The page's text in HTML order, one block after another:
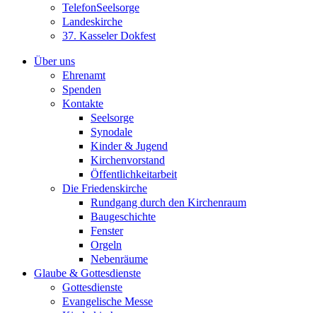
TelefonSeelsorge
Landeskirche
37. Kasseler Dokfest
Über uns
Ehrenamt
Spenden
Kontakte
Seelsorge
Synodale
Kinder & Jugend
Kirchenvorstand
Öffentlichkeitarbeit
Die Friedenskirche
Rundgang durch den Kirchenraum
Baugeschichte
Fenster
Orgeln
Nebenräume
Glaube & Gottesdienste
Gottesdienste
Evangelische Messe